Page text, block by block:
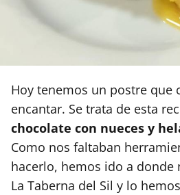
Hoy tenemos un postre que
encantar. Se trata de esta
chocolate con nueces y
Como nos faltaban
hacerlo, hemos ido a donde
La Taberna del Sil y lo